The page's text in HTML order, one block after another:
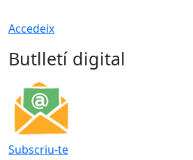
Accedeix
Butlletí digital
Subscriu-te